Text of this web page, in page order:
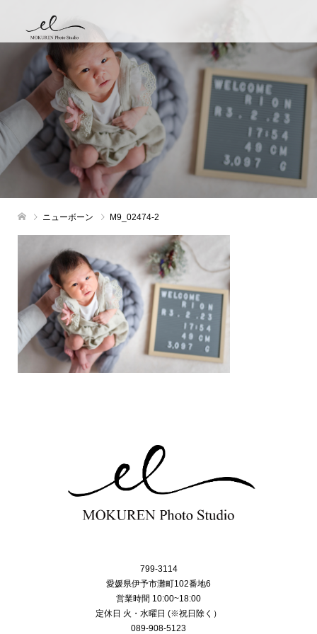
ニューボーン M9_02474-2
799-3114
愛媛県伊予市灘町102番地6
営業時間 10:00~18:00
定休日 火・水曜日 (※祝日除く）
089-908-5123